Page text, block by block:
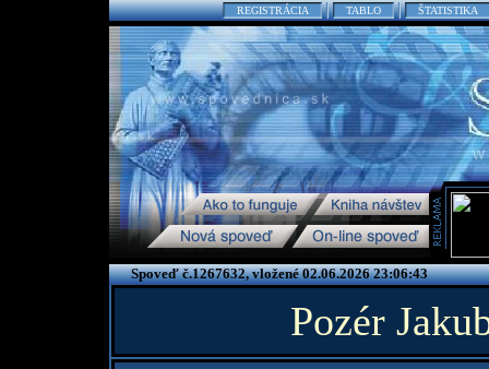
REGISTRÁCIA TABLO ŠTATISTIKA
Spoveď č.1267632, vložené 02.06.2026 23:06:43
Pozér